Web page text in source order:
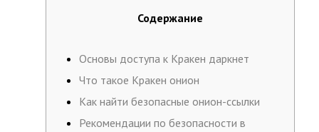
Содержание
Основы доступа к Кракен даркнет
Что такое Кракен онион
Как найти безопасные онион-ссылки
Рекомендации по безопасности в